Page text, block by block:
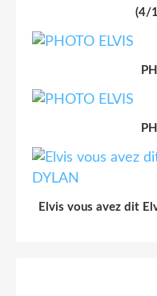
(4/
Elvis vous avez dit